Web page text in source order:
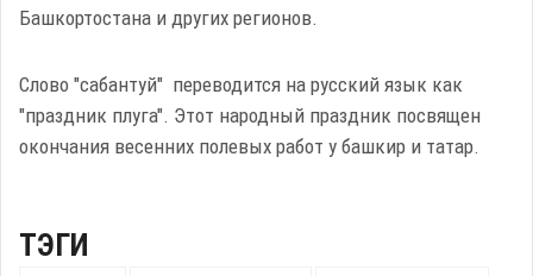
Башкортостана и других регионов.
Слово "сабантуй" переводится на русский язык как
"праздник плуга". Этот народный праздник посвящен
окончания весенних полевых работ у башкир и татар.
ТЭГИ